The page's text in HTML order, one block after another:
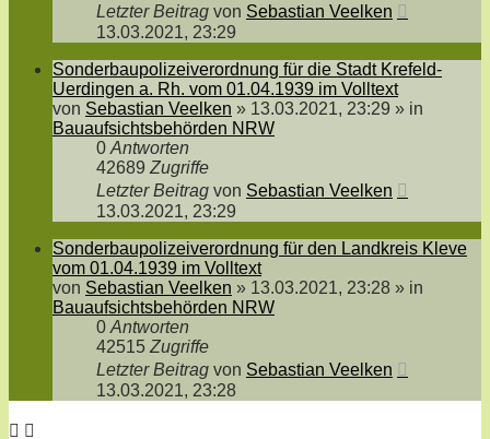
Letzter Beitrag von Sebastian Veelken
13.03.2021, 23:29
Sonderbaupolizeiverordnung für die Stadt Krefeld-
Uerdingen a. Rh. vom 01.04.1939 im Volltext
von Sebastian Veelken » 13.03.2021, 23:29 » in
Bauaufsichtsbehörden NRW
0 Antworten
42689 Zugriffe
Letzter Beitrag von Sebastian Veelken
13.03.2021, 23:29
Sonderbaupolizeiverordnung für den Landkreis Kleve
vom 01.04.1939 im Volltext
von Sebastian Veelken » 13.03.2021, 23:28 » in
Bauaufsichtsbehörden NRW
0 Antworten
42515 Zugriffe
Letzter Beitrag von Sebastian Veelken
13.03.2021, 23:28